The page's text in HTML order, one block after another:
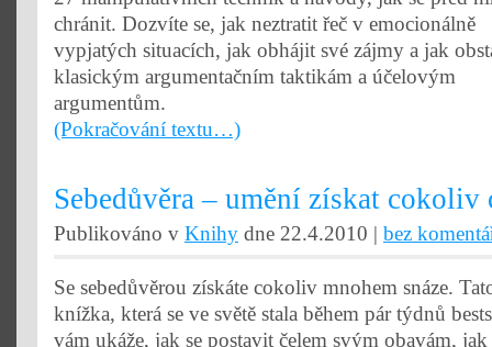
chránit. Dozvíte se, jak neztratit řeč v emocionálně
vypjatých situacích, jak obhájit své zájmy a jak
klasickým argumentačním taktikám a účelovým
argumentům.
(Pokračování textu…)
Sebedůvěra – umění získat cokoliv
Publikováno v Knihy dne 22.4.2010 | bez
Se sebedůvěrou získáte cokoliv mnohem snáze.
knížka, která se ve světě stala během pár týdnů
vám ukáže, jak se postavit čelem svým obavám, jak